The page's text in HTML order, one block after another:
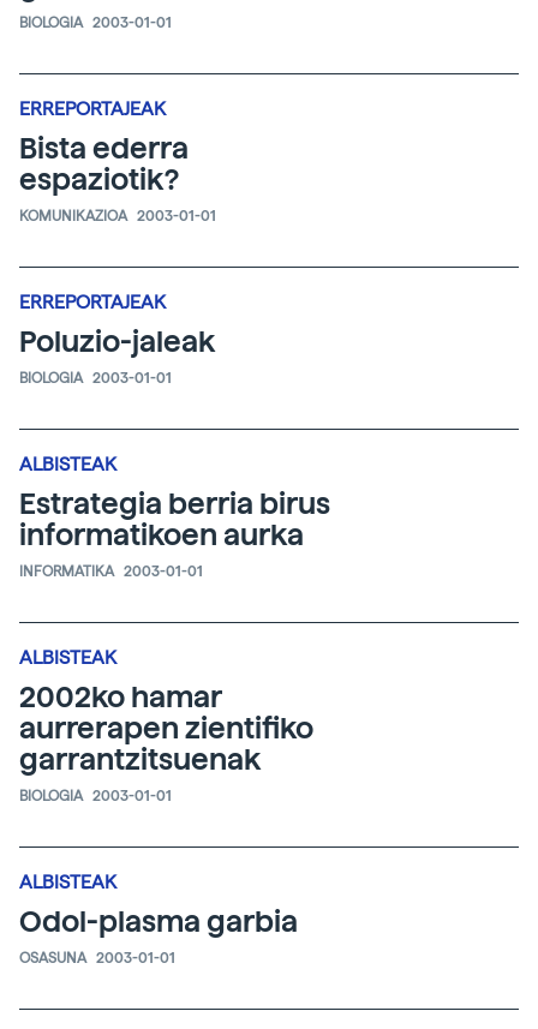
BIOLOGIA 2003-01-01
ERREPORTAJEAK
Bista ederra
espaziotik?
KOMUNIKAZIOA 2003-01-01
ERREPORTAJEAK
Poluzio-jaleak
BIOLOGIA 2003-01-01
ALBISTEAK
Estrategia berria birus
informatikoen aurka
INFORMATIKA 2003-01-01
ALBISTEAK
2002ko hamar
aurrerapen zientifiko
garrantzitsuenak
BIOLOGIA 2003-01-01
ALBISTEAK
Odol-plasma garbia
OSASUNA 2003-01-01